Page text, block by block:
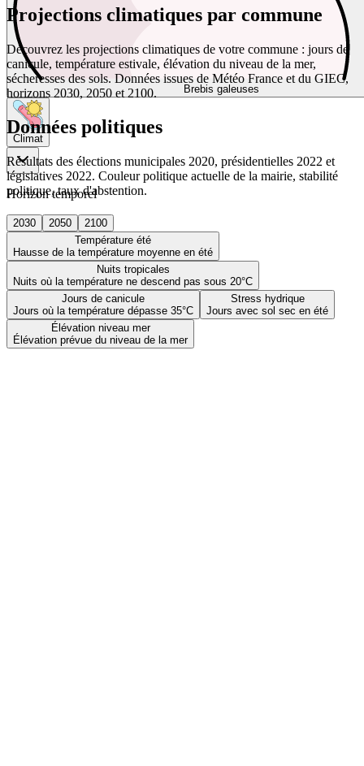
Brebis galeuses
Climat
Horizon temporel
2030 2050
2100
Température été
Hausse de la température moyenne en été
Nuits tropicales
Nuits où la température ne descend pas sous 20°C
Jours de canicule
Jours où la température dépasse 35°C
Stress hydrique
Jours avec sol sec en été
Élévation niveau mer
Élévation prévue du niveau de la mer
Projections climatiques par commune
Découvrez les projections climatiques de votre commune : jours de
canicule, température estivale, élévation du niveau de la mer,
sécheresses des sols. Données issues de Météo France et du GIEC,
horizons 2030, 2050 et 2100.
Données politiques
Résultats des élections municipales 2020, présidentielles 2022 et
législatives 2022. Couleur politique actuelle de la mairie, stabilité
politique, taux d'abstention.